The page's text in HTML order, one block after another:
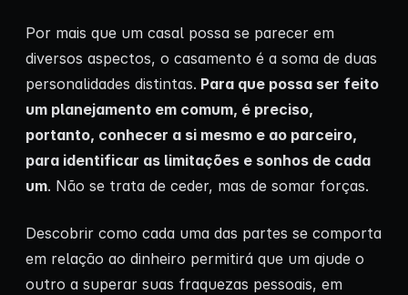
Por mais que um casal possa se parecer em
diversos aspectos, o casamento é a soma de duas
personalidades distintas. Para que possa ser feito
um planejamento em comum, é preciso,
portanto, conhecer a si mesmo e ao parceiro,
para identificar as limitações e sonhos de cada
um. Não se trata de ceder, mas de somar forças.
Descobrir como cada uma das partes se comporta
em relação ao dinheiro permitirá que um ajude o
outro a superar suas fraquezas pessoais, em